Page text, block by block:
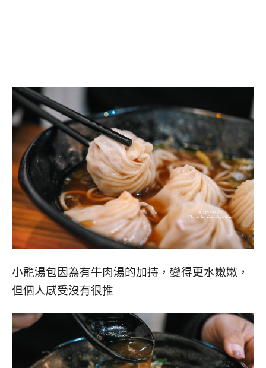
小籠湯包因為有牛肉湯的加持，變得更水嫩嫩，
但個人感受沒有很推